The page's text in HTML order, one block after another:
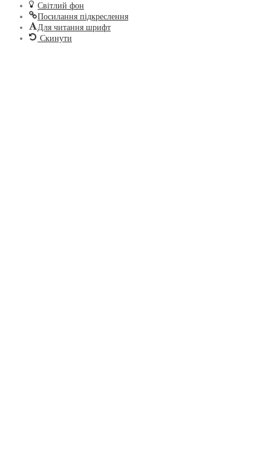
Світлий фон
Посилання підкреслення
Для читання шрифт
Скинути